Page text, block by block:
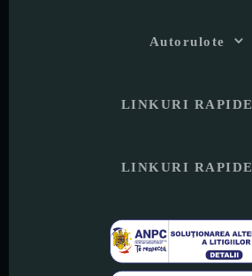
Autorulote
LINKURI RAPIDE
LINKURI RAPIDE